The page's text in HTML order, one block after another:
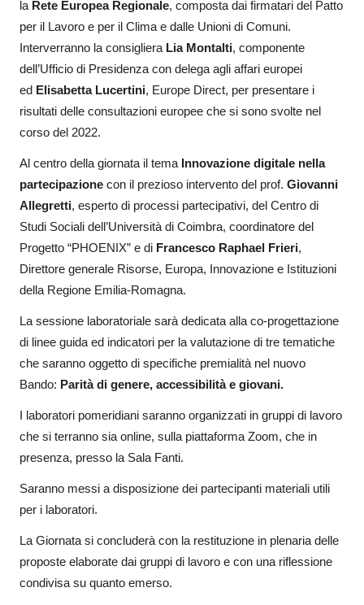
la Rete Europea Regionale, composta dai firmatari del Patto
per il Lavoro e per il Clima e dalle Unioni di Comuni.
Interverranno la consigliera Lia Montalti, componente
dell’Ufficio di Presidenza con delega agli affari europei
ed Elisabetta Lucertini, Europe Direct, per presentare i
risultati delle consultazioni europee che si sono svolte nel
corso del 2022.
Al centro della giornata il tema Innovazione digitale nella
partecipazione con il prezioso intervento del prof. Giovanni
Allegretti, esperto di processi partecipativi, del Centro di
Studi Sociali dell’Università di Coimbra, coordinatore del
Progetto “PHOENIX” e di Francesco Raphael Frieri,
Direttore generale Risorse, Europa, Innovazione e Istituzioni
della Regione Emilia-Romagna.
La sessione laboratoriale sarà dedicata alla co-progettazione
di linee guida ed indicatori per la valutazione di tre tematiche
che saranno oggetto di specifiche premialità nel nuovo
Bando: Parità di genere, accessibilità e giovani.
I laboratori pomeridiani saranno organizzati in gruppi di lavoro
che si terranno sia online, sulla piattaforma Zoom, che in
presenza, presso la Sala Fanti.
Saranno messi a disposizione dei partecipanti materiali utili
per i laboratori.
La Giornata si concluderà con la restituzione in plenaria delle
proposte elaborate dai gruppi di lavoro e con una riflessione
condivisa su quanto emerso.